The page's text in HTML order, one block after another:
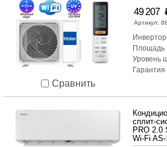
Сравнить
49 207
Артикул:
Площадь
Уровень
Гарантия
сплит-
PRO 2.0
Wi-Fi